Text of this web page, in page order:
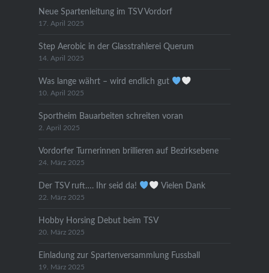
Neue Spartenleitung im TSV Vordorf
17. April 2025
Step Aerobic in der Glasstrahlerei Querum
14. April 2025
Was lange währt – wird endlich gut
10. April 2025
Sportheim Bauarbeiten schreiten voran
2. April 2025
Vordorfer Turnerinnen brillieren auf Bezirksebene
24. März 2025
Der TSV ruft…. Ihr seid da! Vielen Dank
22. März 2025
Hobby Horsing Debut beim TSV
20. März 2025
Einladung zur Spartenversammlung Fussball
19. März 2025